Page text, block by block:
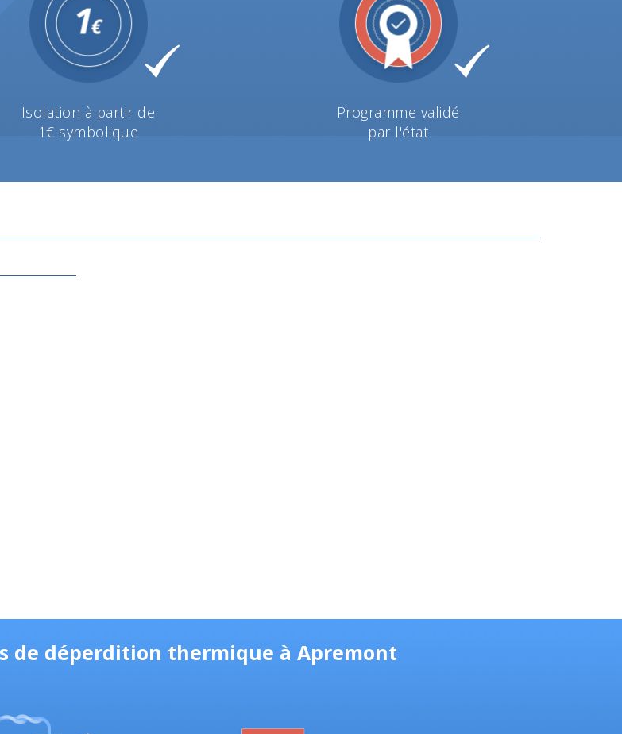
Isolation à partir de
1€ symbolique
Programme validé
par l'état
de déperdition thermique à Apremont